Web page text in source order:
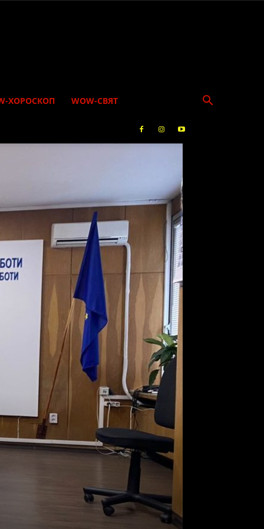
ХОРОСКОП WOW-СВЯТ